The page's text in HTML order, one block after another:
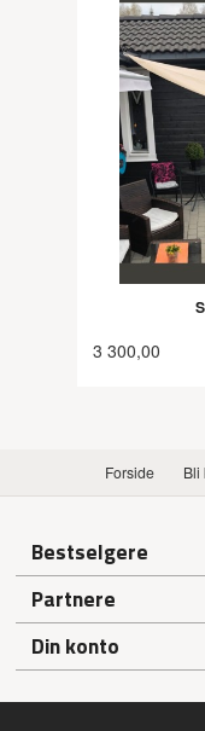
3 300,00
Forside Bli
Bestselgere
Partnere
Din konto